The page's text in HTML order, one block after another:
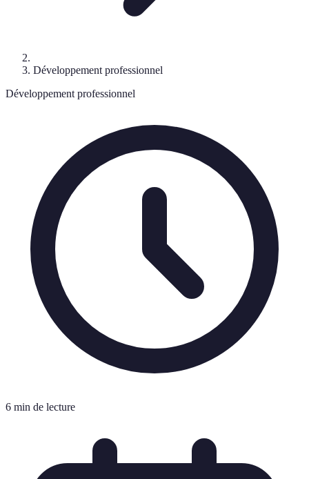
Développement professionnel
Développement professionnel
6 min de lecture